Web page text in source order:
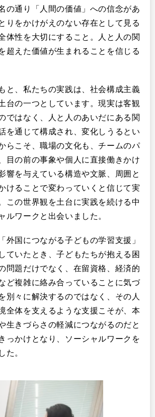
の通り「人間の価値」への信念があ
りをかけがえのない存在として見る
体性を大切にすること。人と人の関
超えた価値が生まれることを信じる
と、私たちの実践は、社会構成主義
台の一つとしています。現実は客観
ではなく、人と人のあいだにある関
を通じて構成され、変化しうるとい
らこそ、職場の文化も、チームのパ
目の前の事象や個人に直接働きかけ
響を与えている構造や文脈、周囲と
けることで変わっていくと信じて実
この世界観を土台に実践を続ける中
ルワークと出会いました。
外国につながる子どもの学習支援」
ていたとき、子どもたちが抱える困
問題だけでなく、在留資格、経済的
ど複雑に絡み合っていることに気づ
別々に解決するのではなく、その人
全体を支えるような支援こそが、本
生きづらさの軽減につながるのだと
っかけとなり、ソーシャルワークを
た。